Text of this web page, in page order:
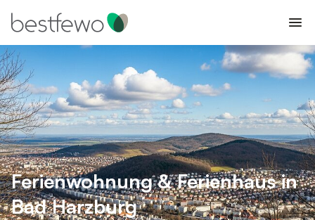
Ferienwohnung & Ferienhaus in
Bad Harzburg